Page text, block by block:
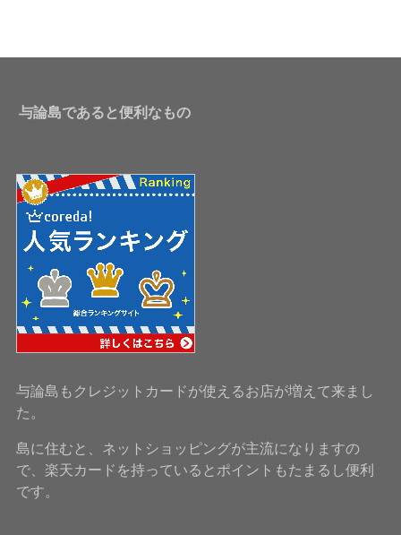
与論島であると便利なもの
与論島もクレジットカードが使えるお店が増えて来まし
た。
島に住むと、ネットショッピングが主流になりますの
で、楽天カードを持っているとポイントもたまるし便利
です。